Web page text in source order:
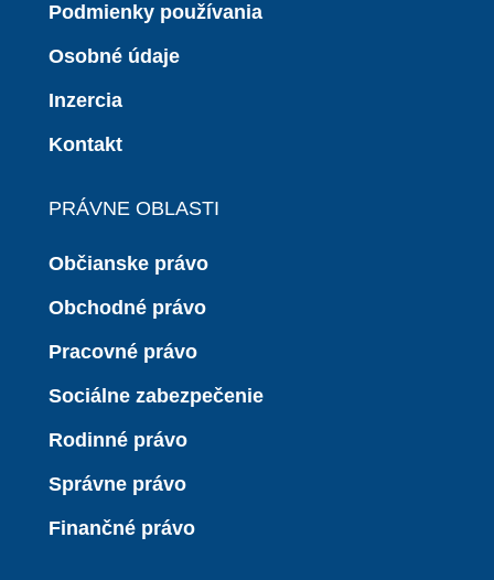
Podmienky používania
Osobné údaje
Inzercia
Kontakt
PRÁVNE OBLASTI
Občianske právo
Obchodné právo
Pracovné právo
Sociálne zabezpečenie
Rodinné právo
Správne právo
Finančné právo